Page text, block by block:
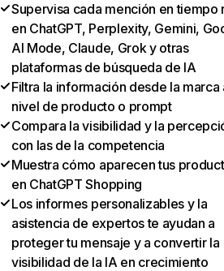
Supervisa cada mención en tiempo
en ChatGPT, Perplexity, Gemini,
AI Mode, Claude, Grok y otras
plataformas de búsqueda de IA
Filtra la información desde la marca
nivel de producto o prompt
Compara la visibilidad y la
con las de la competencia
Muestra cómo aparecen tus
en ChatGPT Shopping
Los informes personalizables y la
asistencia de expertos te ayudan a
proteger tu mensaje y a convertir la
visibilidad de la IA en crecimiento